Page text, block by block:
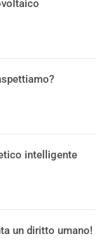
intelligente
un diritto umano!